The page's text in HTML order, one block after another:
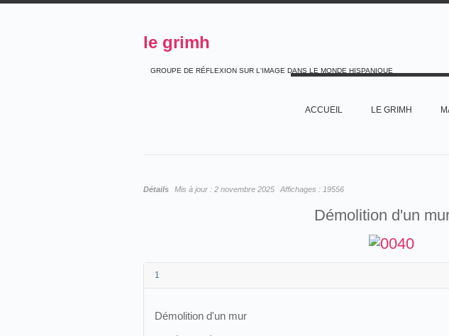
le grimh
GROUPE DE RÉFLEXION SUR L'IMAGE DANS LE MONDE HISPANIQUE
ACCUEIL LE GRIMH
Détails Mis à jour : 2 novembre 2025 Affichages : 19556
Démolition d'un
1
Démolition d'un mur